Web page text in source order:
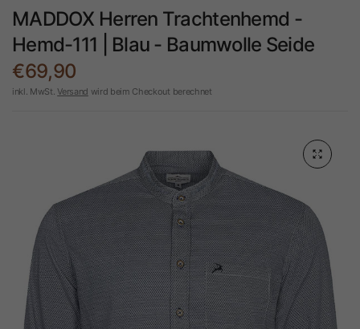
MADDOX Herren Trachtenhemd -
Hemd-111 | Blau - Baumwolle Seide
€69,90
inkl. MwSt.Versand wird beim Checkout berechnet